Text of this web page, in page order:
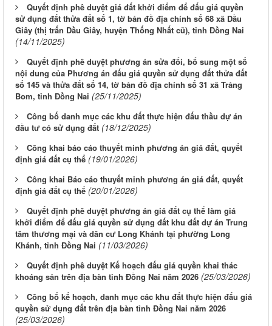
Quyết định phê duyệt giá đất khởi điểm để đấu giá quyền
sử dụng đất thửa đất số 1, tờ bản đồ địa chính số 68 xã Dầu
Giây (thị trấn Dầu Giây, huyện Thống Nhất cũ), tỉnh Đồng Nai
(14/11/2025)
Quyết định phê duyệt phương án sửa đổi, bổ sung một số
nội dung của Phương án đấu giá quyền sử dụng đất thửa đất
số 145 và thửa đất số 14, tờ bản đồ địa chính số 31 xã Trảng
Bom, tỉnh Đồng Nai (25/11/2025)
Công bố danh mục các khu đất thực hiện đấu thầu dự án
đầu tư có sử dụng đất (18/12/2025)
Công khai báo cáo thuyết minh phương án giá đất, quyết
định giá đất cụ thể (19/01/2026)
Công khai Báo cáo thuyết minh phương án giá đất, quyết
định giá đất cụ thể (20/01/2026)
Quyết định phê duyệt phương án giá đất cụ thể làm giá
khởi điểm để đấu giá quyền sử dụng đất khu đất dự án Trung
tâm thương mại và dân cư Long Khánh tại phường Long
Khánh, tỉnh Đồng Nai (11/03/2026)
Quyết định phê duyệt Kế hoạch đấu giá quyền khai thác
khoáng sản trên địa bàn tỉnh Đồng Nai năm 2026 (25/03/2026)
Công bố kế hoạch, danh mục các khu đất thực hiện đấu giá
quyền sử dụng đất trên địa bàn tỉnh Đồng Nai năm 2026
(25/03/2026)